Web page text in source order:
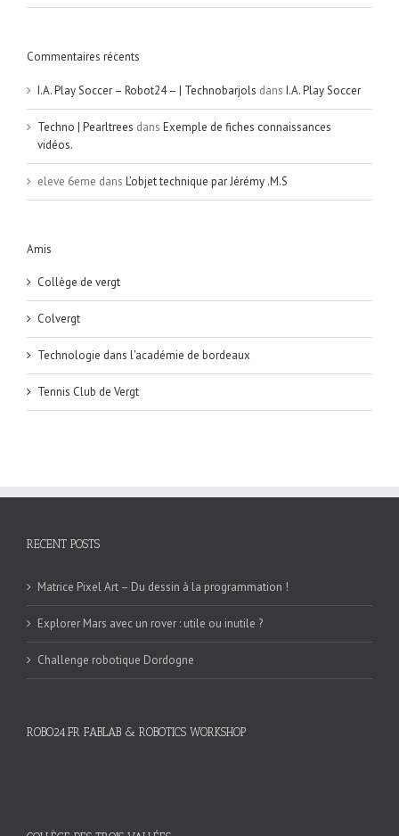
Commentaires récents
I.A. Play Soccer – Robot24 – | Technobarjols dans I.A. Play Soccer
Techno | Pearltrees dans Exemple de fiches connaissances
vidéos.
eleve 6eme dans L’objet technique par Jérémy .M.S
Amis
Collège de vergt
Colvergt
Technologie dans l'académie de bordeaux
Tennis Club de Vergt
RECENT POSTS
Matrice Pixel Art – Du dessin à la programmation !
Explorer Mars avec un rover : utile ou inutile ?
Challenge robotique Dordogne
ROBO24.FR FABLAB & ROBOTICS WORKSHOP